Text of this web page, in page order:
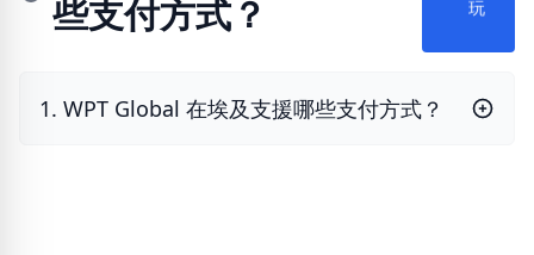
些支付方式？
玩
1. WPT Global 在埃及支援哪些支付方式？